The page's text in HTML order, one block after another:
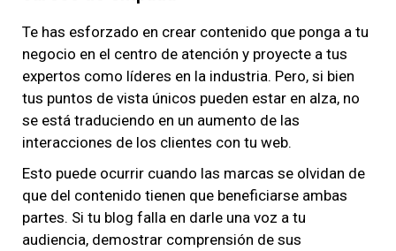
Te has esforzado en crear contenido que ponga a tu
negocio en el centro de atención y proyecte a tus
expertos como líderes en la industria. Pero, si bien
tus puntos de vista únicos pueden estar en alza, no
se está traduciendo en un aumento de las
interacciones de los clientes con tu web.
Esto puede ocurrir cuando las marcas se olvidan de
que del contenido tienen que beneficiarse ambas
partes. Si tu blog falla en darle una voz a tu
audiencia, demostrar comprensión de sus